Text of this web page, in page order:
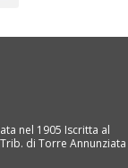
nel 1905 Iscritta al
di Torre